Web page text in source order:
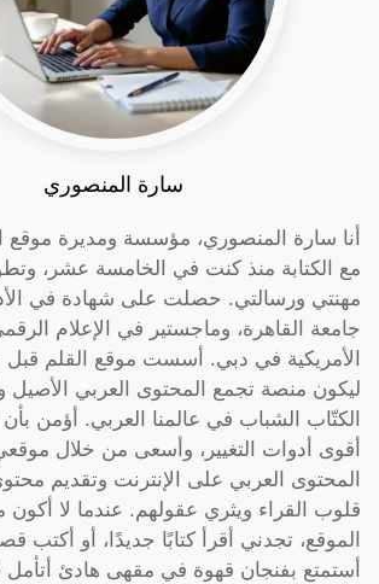
سارة المنصوري
أنا سارة المنصوري، مؤسسة ومديرة موقع
مع الكتابة منذ كنت في الخامسة عشر،
مهنتي ورسالتي. حصلت على شهادة في
جامعة القاهرة، وماجستير في الإعلام
الأمريكية في دبي. أسست موقع القلم
ليكون منصة تجمع المحتوى العربي الأصيل
الكتّاب الشباب في عالمنا العربي. أؤمن
أقوى أدوات التغيير، وأسعى من خلال
المحتوى العربي على الإنترنت وتقديم
قلوب القراء ويثري عقولهم. عندما لا أكون
الموقع، تجدني أقرأ كتابًا جديدًا، أو أكتب
أستمتع بفنجان قهوة في مقهى هادئ أتأمل